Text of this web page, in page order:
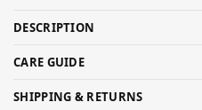
DESCRIPTION
CARE GUIDE
SHIPPING & RETURNS